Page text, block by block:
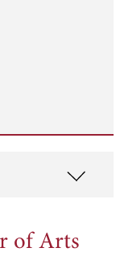
of Arts